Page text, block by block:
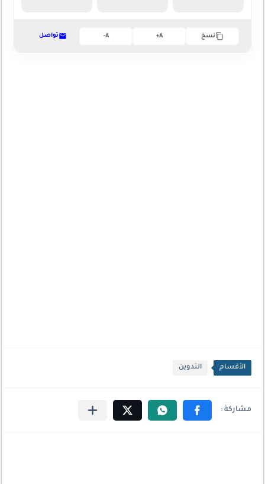
نسخ A+
A- تواصل
الأقسام التدوين